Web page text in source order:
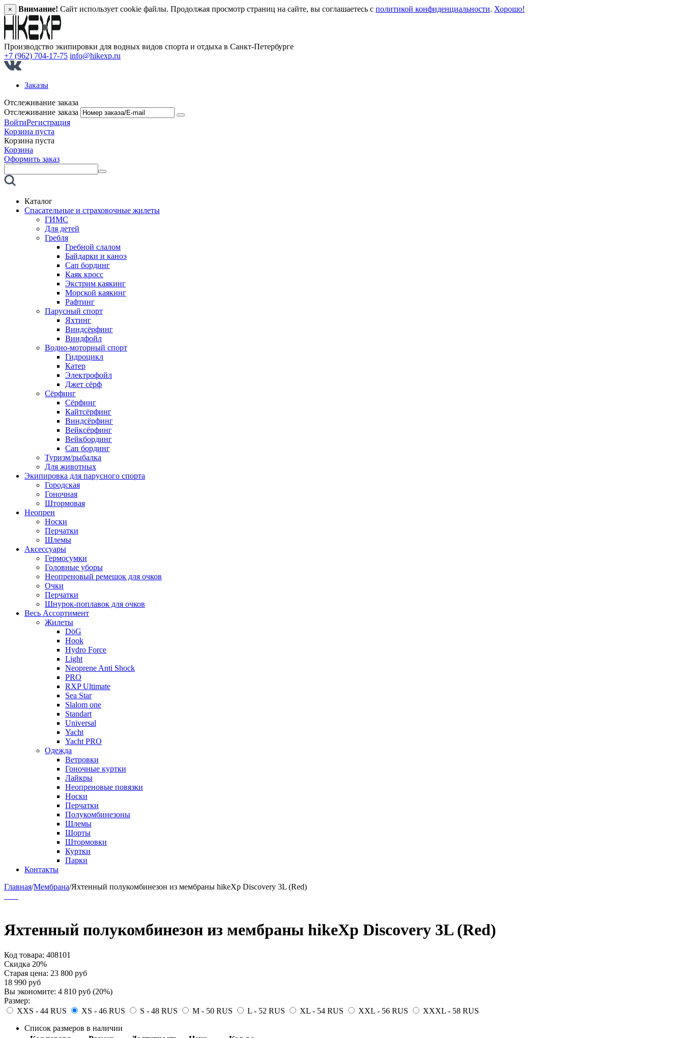
× Внимание! Сайт использует cookie файлы. Продолжая просмотр страниц на сайте, вы соглашаетесь с политикой конфиденциальности. Хорошо!
Производство экипировки для водных видов спорта и отдыха в Санкт‑Петербурге
+7 (962) 704-17-75 info@hikexp.ru
Заказы
Отслеживание заказа
Отслеживание заказа
ВойтиРегистрация
Корзина пуста
Корзина пуста
Корзина
Оформить заказ
Каталог
Спасательные и страховочные жилеты
ГИМС
Для детей
Гребля
Гребной слалом
Байдарки и каноэ
Сап бординг
Каяк кросс
Экстрим каякинг
Морской каякинг
Рафтинг
Парусный спорт
Яхтинг
Виндсёрфинг
Виндфойл
Водно-моторный спорт
Гидроцикл
Катер
Электрофойл
Джет сёрф
Сёрфинг
Сёрфинг
Кайтсёрфинг
Виндсёрфинг
Вейксёрфинг
Вейкбординг
Сап бординг
Туризм/рыбалка
Для животных
Экипировка для парусного спорта
Городская
Гоночная
Штормовая
Неопрен
Носки
Перчатки
Шлемы
Аксессуары
Гермосумки
Головные уборы
Неопреновый ремешок для очков
Очки
Перчатки
Шнурок-поплавок для очков
Весь Ассортимент
Жилеты
DöG
Hook
Hydro Force
Light
Neoprene Anti Shock
PRO
RXP Ultimate
Sea Star
Slalom one
Standart
Universal
Yacht
Yacht PRO
Одежда
Ветровки
Гоночные куртки
Лайкры
Неопреновые повязки
Носки
Перчатки
Полукомбинезоны
Шлемы
Шорты
Штормовки
Куртки
Парки
Контакты
Главная/Мембрана/Яхтенный полукомбинезон из мембраны hikeXp Discovery 3L (Red)
Яхтенный полукомбинезон из мембраны hikeXp Discovery 3L (Red)
Код товара: 408101
Скидка 20%
Старая цена: 23 800 руб
18 990 руб
Вы экономите: 4 810 руб (20%)
Размер:
XXS - 44 RUS
XS - 46 RUS S - 48 RUS M - 50 RUS L - 52 RUS XL - 54 RUS XXL - 56 RUS
XXXL - 58 RUS
Список размеров в наличии